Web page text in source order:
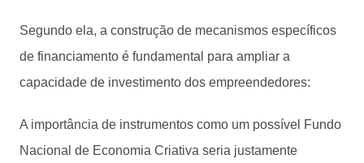
Segundo ela, a construção de mecanismos específicos
de financiamento é fundamental para ampliar a
capacidade de investimento dos empreendedores:
A importância de instrumentos como um possível Fundo
Nacional de Economia Criativa seria justamente